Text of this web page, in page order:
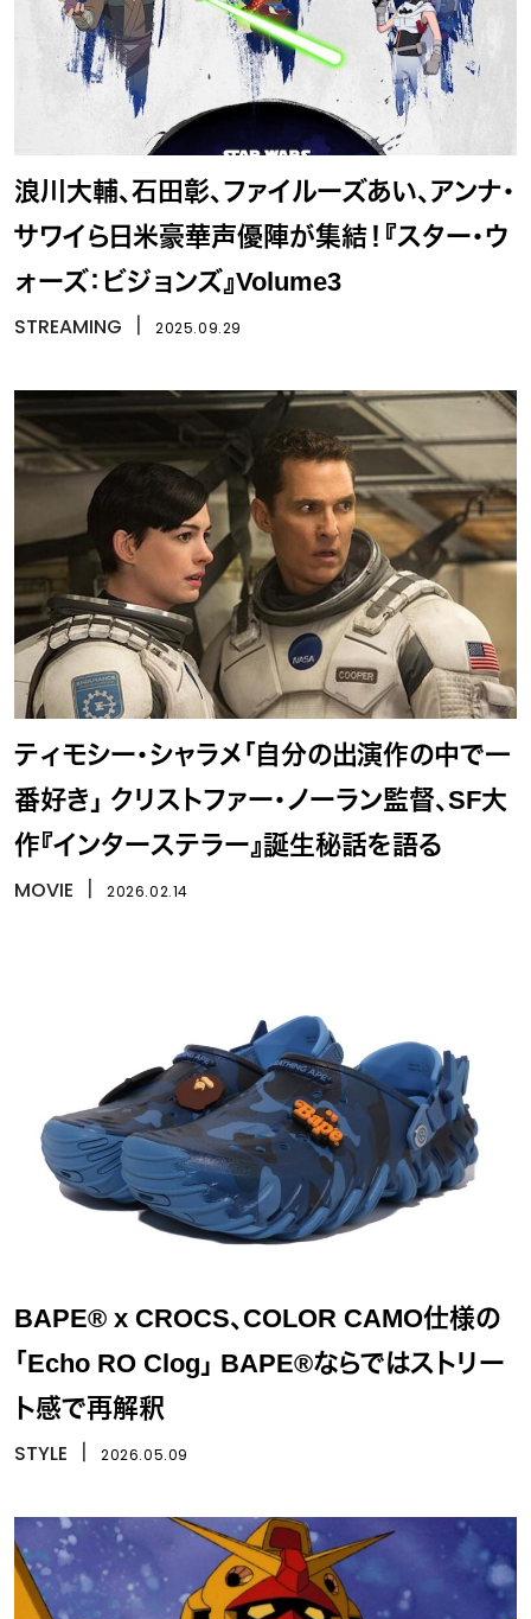
浪川大輔、石田彰、ファイルーズあい、アンナ・
サワイら日米豪華声優陣が集結！『スター・ウ
ォーズ：ビジョンズ』Volume3
STREAMING 2025.09.29
ティモシー・シャラメ「自分の出演作の中で一
番好き」 クリストファー・ノーラン監督、SF大
作『インターステラー』誕生秘話を語る
MOVIE 2026.02.14
BAPE® x CROCS、COLOR CAMO仕様の
「Echo RO Clog」 BAPE®ならではストリー
ト感で再解釈
STYLE 2026.05.09